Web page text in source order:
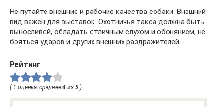
Не путайте внешние и рабочие качества собаки. Внешний
вид важен для выставок. Охотничья такса должна быть
выносливой, обладать отличным слухом и обонянием, не
бояться ударов и других внешних раздражителей.
Рейтинг
( 1 оценка, среднее 4 из 5 )